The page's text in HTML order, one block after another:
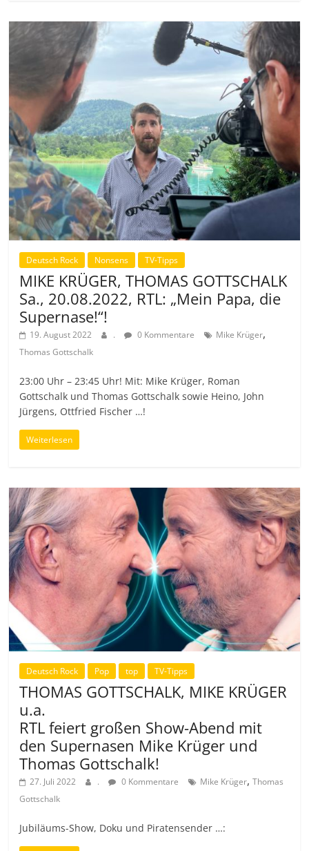
Deutsch Rock Nonsens TV-Tipps
MIKE KRÜGER, THOMAS GOTTSCHALK
Sa., 20.08.2022, RTL: „Mein Papa, die
Supernase!“!
19. August 2022 . 0 Kommentare Mike Krüger,
Thomas Gottschalk
23:00 Uhr – 23:45 Uhr! Mit: Mike Krüger, Roman
Gottschalk und Thomas Gottschalk sowie Heino, John
Jürgens, Ottfried Fischer …!
Weiterlesen
Deutsch Rock Pop top TV-Tipps
THOMAS GOTTSCHALK, MIKE KRÜGER
u.a.
RTL feiert großen Show-Abend mit
den Supernasen Mike Krüger und
Thomas Gottschalk!
27. Juli 2022 . 0 Kommentare Mike Krüger,Thomas
Gottschalk
Jubiläums-Show, Doku und Piratensender …: